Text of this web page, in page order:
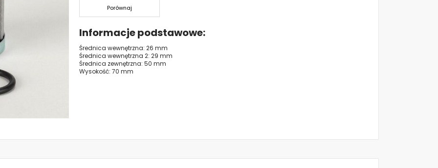
Informacje podstawowe
Średnica wewnętrzna: 26 mm
Średnica wewnętrzna 2: 29 mm
Średnica zewnętrzna: 50 mm
Wysokość: 70 mm
Porównaj